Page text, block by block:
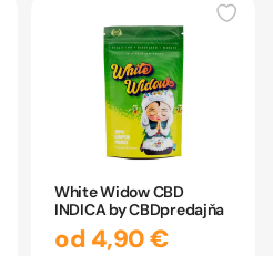
White Widow CBD
INDICA by CBDpredajňa
od 4,90 €